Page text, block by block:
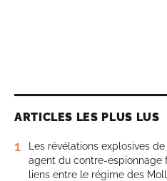
ARTICLES LES PLUS LUS
1
Les révélations explosives
agent du contre-espionnage
liens entre le régime des